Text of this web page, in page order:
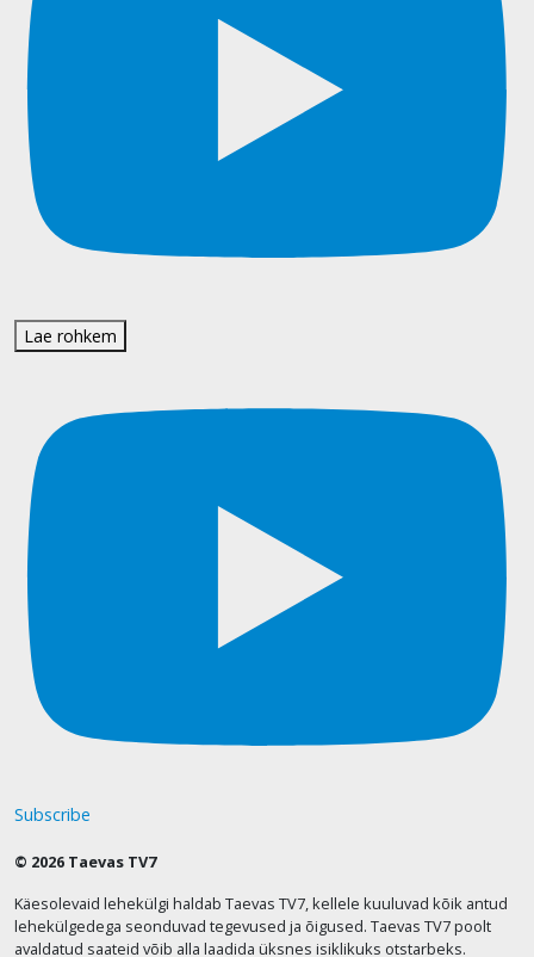
Lae rohkem
Subscribe
© 2026 Taevas TV7
Käesolevaid lehekülgi haldab Taevas TV7, kellele kuuluvad kõik antud
lehekülgedega seonduvad tegevused ja õigused. Taevas TV7 poolt
avaldatud saateid võib alla laadida üksnes isiklikuks otstarbeks.